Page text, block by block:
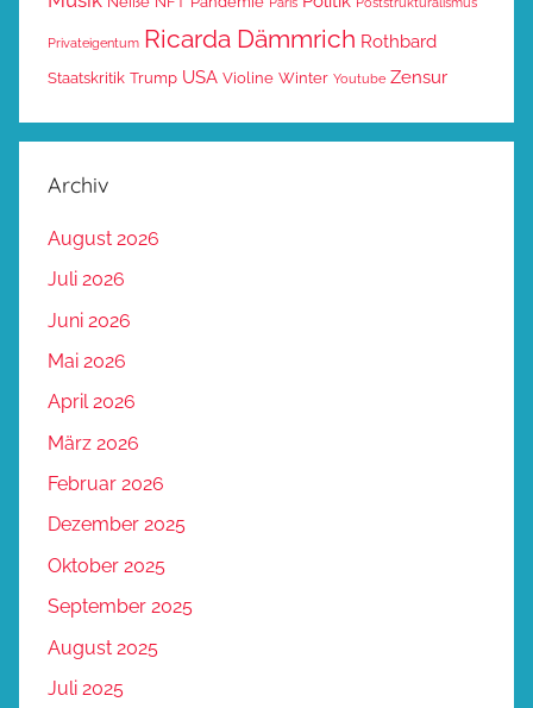
Privateigentum Ricarda Dämmrich Rothbard
Staatskritik Trump USA Violine Winter Youtube Zensur
Archiv
August 2026
Juli 2026
Juni 2026
Mai 2026
April 2026
März 2026
Februar 2026
Dezember 2025
Oktober 2025
September 2025
August 2025
Juli 2025